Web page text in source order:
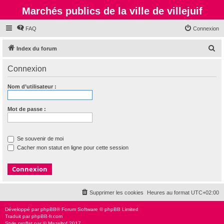
Marchés publics de la ville de villejuif
FAQ Connexion
Index du forum
Connexion
Nom d’utilisateur :
Mot de passe :
Se souvenir de moi
Cacher mon statut en ligne pour cette session
Heures au format UTC+02:00
Supprimer les cookies
Développé parphpBB® Forum Software © phpBB Limited
Traduit parphpBB-fr.com